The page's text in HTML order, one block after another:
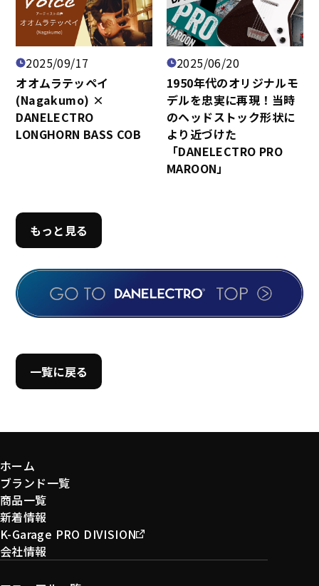
2025/09/17
オオムラテッペイ
(Nagakumo) ×
DANELECTRO
LONGHORN BASS COB
2025/06/20
1950年代のオリジナルモ
デルを忠実に再現！当時
のヘッドストック形状に
より近づけた
「DANELECTRO PRO
MAROON」
もっと見る
一覧に戻る
ホーム
ブランド一覧
商品一覧
新着情報
K-Garage PRO DIVISION
会社情報